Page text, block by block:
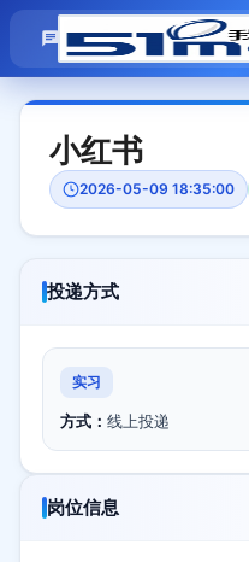
模拟面试 题目大全
小红书
2026-05-09 18:35:00
投递方式
实习
方式： 线上投递
岗位信息